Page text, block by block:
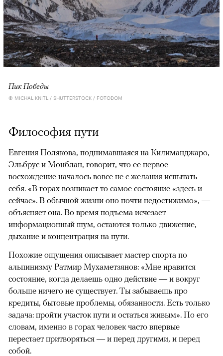
Пик Победы
© MICHAL KNITL / SHUTTERSTOCK / FOTODOM
Философия пути
Евгения Полякова, поднимавшаяся на Килиманджаро,
Эльбрус и Монблан, говорит, что ее первое
восхождение началось вовсе не с желания испытать
себя. «В горах возникает то самое состояние «здесь и
сейчас». В обычной жизни оно почти недостижимо», —
объясняет она. Во время подъема исчезает
информационный шум, остаются только движение,
дыхание и концентрация на пути.
Похожие ощущения описывает мастер спорта по
альпинизму Ратмир Мухаметзянов: «Мне нравится
состояние, когда делаешь одно действие — и вокруг
больше ничего не существует. Ты забываешь про
кредиты, бытовые проблемы, обязанности. Есть только
задача: пройти участок пути и остаться живым». По его
словам, именно в горах человек часто впервые
перестает притворяться — и перед другими, и перед
собой.